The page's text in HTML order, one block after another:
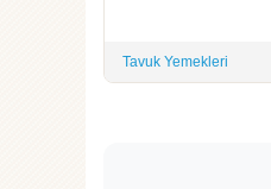
Tavuk Yemekleri